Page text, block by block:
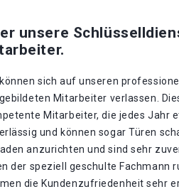
unsere
sich auf unseren
Mitarbeiter verlassen.
Mitarbeiter, die jedes Jahr
und können sogar Türen
anzurichten und sind sehr
der speziell geschulte Fachmann
die Kundenzufriedenheit sehr